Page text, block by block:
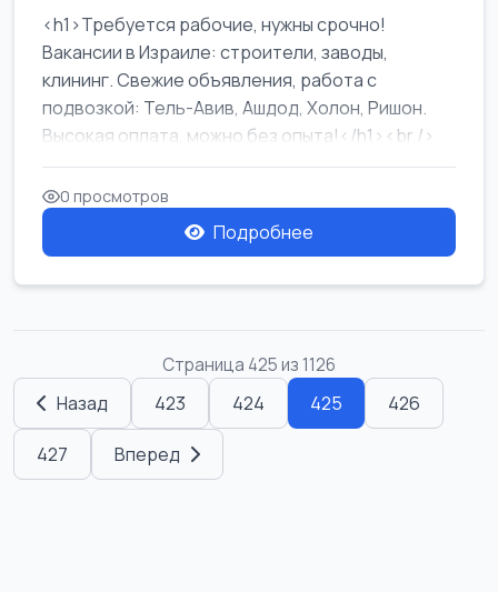
<h1>Требуется рабочие, нужны срочно!
Вакансии в Израиле: строители, заводы,
клининг. Свежие объявления, работа с
подвозкой: Тель-Авив, Ашдод, Холон, Ришон.
Высокая оплата, можно без опыта!</h1><br />
...
0 просмотров
Подробнее
Страница 425 из 1126
Назад 423 424 425 426
427 Вперед